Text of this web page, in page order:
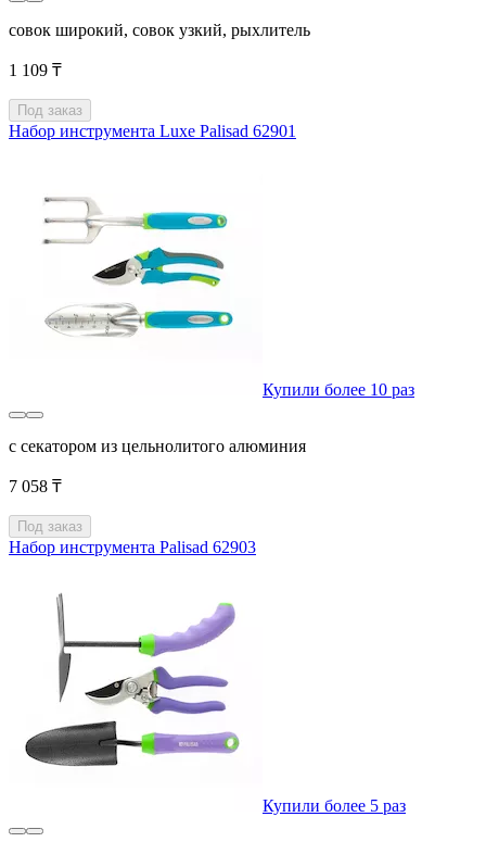
совок широкий, совок узкий, рыхлитель
1 109 ₸
Под заказ
Набор инструмента Luxe Palisad 62901
Купили более 10 раз
с секатором из цельнолитого алюминия
7 058 ₸
Под заказ
Набор инструмента Palisad 62903
Купили более 5 раз